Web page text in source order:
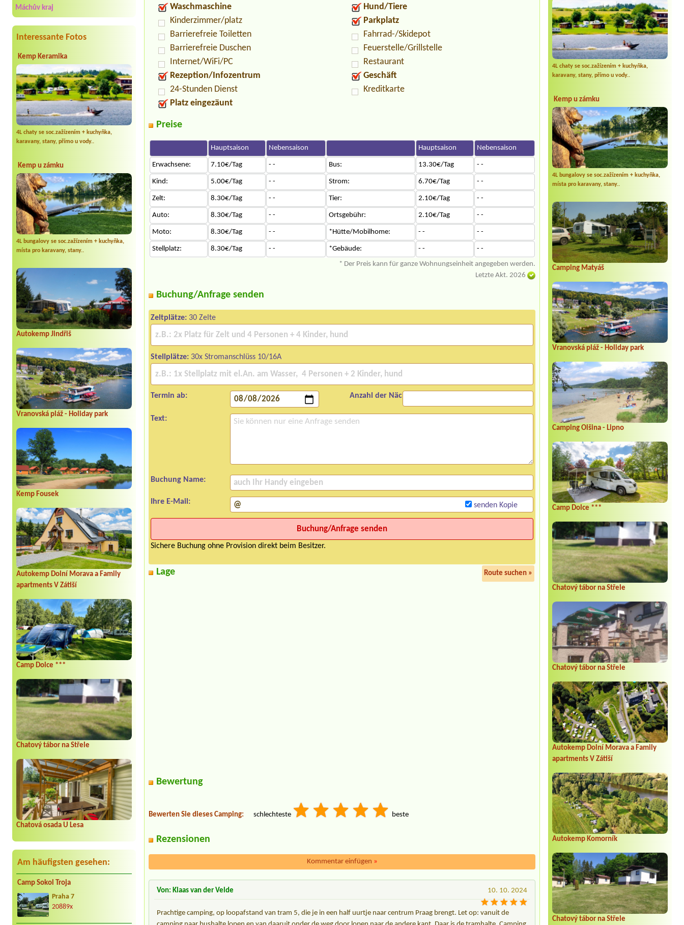
Máchův kraj
Interessante Fotos
Kemp Keramika
4L chaty se soc.zažízením + kuchyňka,
karavany, stany, přímo u vody..
Kemp u zámku
4L bungalovy se soc.zažízením + kuchyňka,
místa pro karavany, stany..
Autokemp Jindřiš
Vranovská pláž - Holiday park
Kemp Fousek
Autokemp Dolní Morava a Family
apartments V Zátiší
Camp Dolce ***
Chatový tábor na Střele
Chatová osada U Lesa
Am häufigsten gesehen:
Camp Sokol Troja
Praha 7
20889x
4L chaty se soc.zažízením + kuchyňka,
karavany, stany, přímo u vody..
Kemp u zámku
4L bungalovy se soc.zažízením + kuchyňka,
místa pro karavany, stany..
Camping Matyáš
Vranovská pláž - Holiday park
Camping Olšina - Lipno
Camp Dolce ***
Chatový tábor na Střele
Chatový tábor na Střele
Autokemp Dolní Morava a Family
apartments V Zátiší
Autokemp Komorník
Chatový tábor na Střele
Waschmaschine
Kinderzimmer/platz
Barrierefreie Toiletten
Barrierefreie Duschen
Internet/WiFi/PC
Rezeption/Infozentrum
24-Stunden Dienst
Platz eingezäunt
Hund/Tiere
Parkplatz
Fahrrad-/Skidepot
Feuerstelle/Grillstelle
Restaurant
Geschäft
Kreditkarte
Preise
Hauptsaison Nebensaison Hauptsaison Nebensaison
Erwachsene: 7.10€/Tag - - Bus: 13.30€/Tag - -
Kind: 5.00€/Tag - - Strom: 6.70€/Tag - -
Zelt: 8.30€/Tag - - Tier: 2.10€/Tag - -
Auto: 8.30€/Tag - - Ortsgebühr: 2.10€/Tag - -
Moto: 8.30€/Tag - - *Hütte/Mobilhome: - - - -
Stellplatz: 8.30€/Tag - - *Gebäude: - -
- -
* Der Preis kann für ganze Wohnungseinheit angegeben werden.
Letzte Akt. 2026
Buchung/Anfrage senden
Zeltplätze: 30 Zelte
Stellplätze: 30x Stromanschlüss 10/16A
Termin ab: Anzahl der Nächte:
Text:
Buchung Name:
Ihre E-Mail: senden Kopie
Sichere Buchung ohne Provision direkt beim Besitzer.
Lage Route suchen »
Bewertung
Bewerten Sie dieses Camping: schlechteste beste
Rezensionen
Kommentar einfügen »
10. 10. 2024
Von: Klaas van der Velde
Prachtige camping, op loopafstand van tram 5, die je in een half uurtje naar centrum Praag brengt. Let op: vanuit de